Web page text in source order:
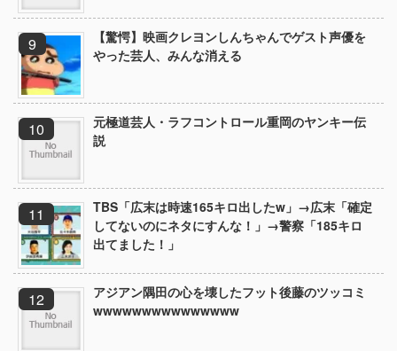
【驚愕】映画クレヨンしんちゃんでゲスト声優を
やった芸人、みんな消える
元極道芸人・ラフコントロール重岡のヤンキー伝
説
TBS「広末は時速165キロ出したw」→広末「確定
してないのにネタにすんな！」→警察「185キロ
出てました！」
アジアン隅田の心を壊したフット後藤のツッコミ
wwwwwwwwwwwwwww